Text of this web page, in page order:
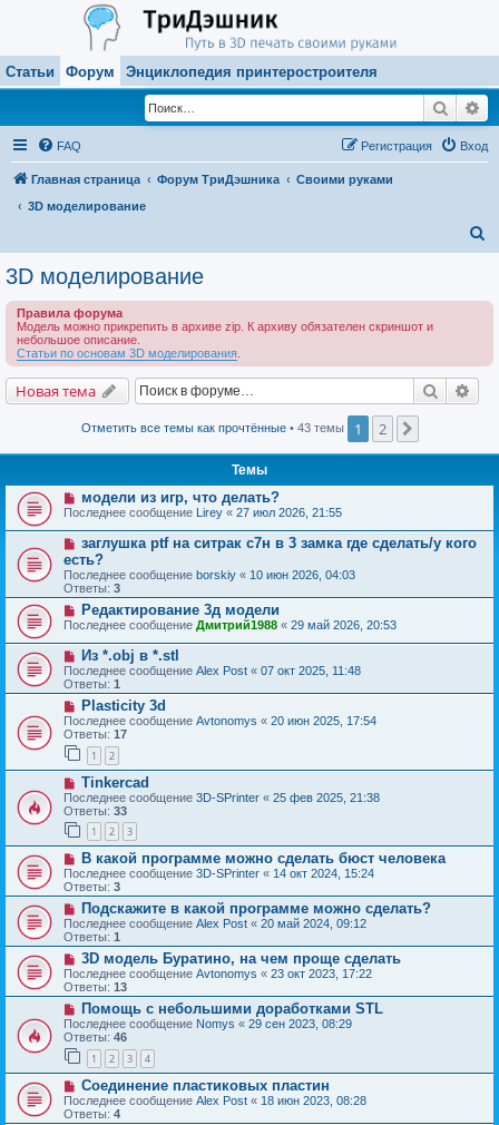
Статьи Форум Энциклопедия принтеростроителя
Поиск
FAQ Вход
Регистрация
Главная страница Форум ТриДэшника
Своими руками
3D моделирование
3D моделирование
Правила форума
Модель можно прикрепить в архиве zip. К архиву обязателен скриншот и
небольшое описание.
Статьи по основам 3D моделирования
Новая тема Поиск
Отметить все темы как прочтённые• 43 темы 1 2
Темы
модели из игр, что делать?
Последнее сообщение Lirey « 27 июл 2026, 21:55
заглушка ptf на ситрак с7н в 3 замка где сделать/у кого
есть?
Последнее сообщение borskiy « 10 июн 2026, 04:03
Ответы: 3
Редактирование 3д модели
Последнее сообщение Дмитрий1988 « 29 май 2026, 20:53
Из *.obj в *.stl
Последнее сообщение Alex Post « 07 окт 2025, 11:48
Ответы: 1
Plasticity 3d
Последнее сообщение Avtonomys « 20 июн 2025, 17:54
Ответы: 17
1 2
Tinkercad
Последнее сообщение 3D-SPrinter « 25 фев 2025, 21:38
Ответы: 33
1 2 3
В какой программе можно сделать бюст человека
Последнее сообщение 3D-SPrinter « 14 окт 2024, 15:24
Ответы: 3
Подскажите в какой программе можно сделать?
Последнее сообщение Alex Post « 20 май 2024, 09:12
Ответы: 1
3D модель Буратино, на чем проще сделать
Последнее сообщение Avtonomys « 23 окт 2023, 17:22
Ответы: 13
Помощь с небольшими доработками STL
Последнее сообщение Nomys « 29 сен 2023, 08:29
Ответы: 46
1 2 3 4
Соединение пластиковых пластин
Последнее сообщение Alex Post « 18 июн 2023, 08:28
Ответы: 4